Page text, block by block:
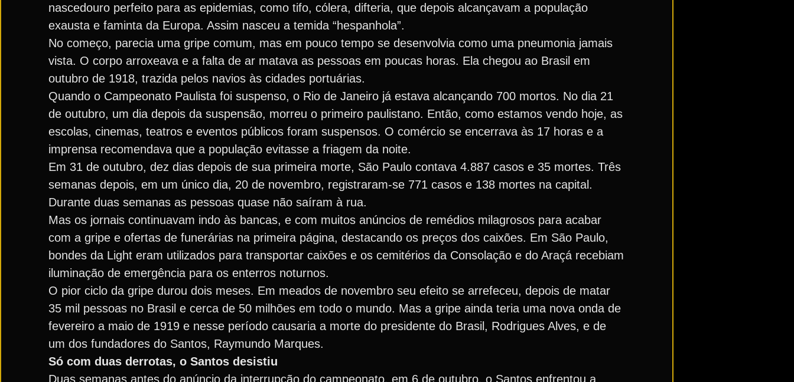
nascedouro perfeito para as epidemias, como tifo, cólera, difteria, que depois alcançavam a população
exausta e faminta da Europa. Assim nasceu a temida “hespanhola”.
No começo, parecia uma gripe comum, mas em pouco tempo se desenvolvia como uma pneumonia jamais
vista. O corpo arroxeava e a falta de ar matava as pessoas em poucas horas. Ela chegou ao Brasil em
outubro de 1918, trazida pelos navios às cidades portuárias.
Quando o Campeonato Paulista foi suspenso, o Rio de Janeiro já estava alcançando 700 mortos. No dia 21
de outubro, um dia depois da suspensão, morreu o primeiro paulistano. Então, como estamos vendo hoje, as
escolas, cinemas, teatros e eventos públicos foram suspensos. O comércio se encerrava às 17 horas e a
imprensa recomendava que a população evitasse a friagem da noite.
Em 31 de outubro, dez dias depois de sua primeira morte, São Paulo contava 4.887 casos e 35 mortes. Três
semanas depois, em um único dia, 20 de novembro, registraram-se 771 casos e 138 mortes na capital.
Durante duas semanas as pessoas quase não saíram à rua.
Mas os jornais continuavam indo às bancas, e com muitos anúncios de remédios milagrosos para acabar
com a gripe e ofertas de funerárias na primeira página, destacando os preços dos caixões. Em São Paulo,
bondes da Light eram utilizados para transportar caixões e os cemitérios da Consolação e do Araçá recebiam
iluminação de emergência para os enterros noturnos.
O pior ciclo da gripe durou dois meses. Em meados de novembro seu efeito se arrefeceu, depois de matar
35 mil pessoas no Brasil e cerca de 50 milhões em todo o mundo. Mas a gripe ainda teria uma nova onda de
fevereiro a maio de 1919 e nesse período causaria a morte do presidente do Brasil, Rodrigues Alves, e de
um dos fundadores do Santos, Raymundo Marques.
Só com duas derrotas, o Santos desistiu
Duas semanas antes do anúncio da interrupção do campeonato, em 6 de outubro, o Santos enfrentou a